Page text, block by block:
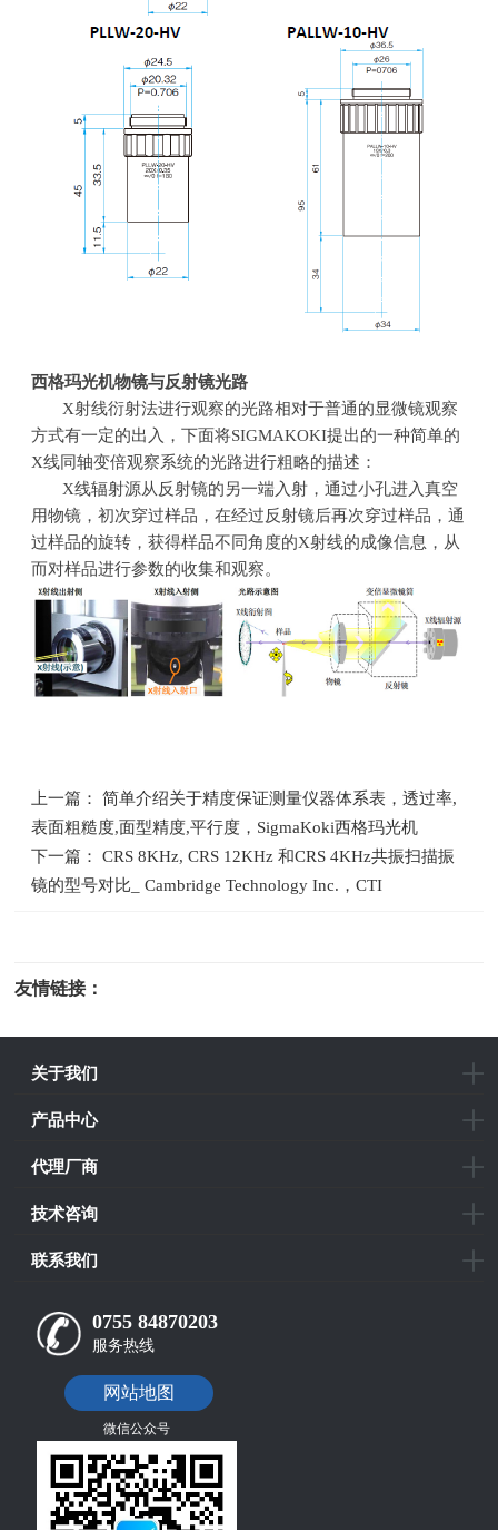
西格玛光机物镜与反射镜光路
X射线衍射法进行观察的光路相对于普通的显微镜观察
方式有一定的出入，下面将SIGMAKOKI提出的一种简单的
X线同轴变倍观察系统的光路进行粗略的描述：
X线辐射源从反射镜的另一端入射，通过小孔进入真空
用物镜，初次穿过样品，在经过反射镜后再次穿过样品，通
过样品的旋转，获得样品不同角度的X射线的成像信息，从
而对样品进行参数的收集和观察。
上一篇： 简单介绍关于精度保证测量仪器体系表，透过率,
表面粗糙度,面型精度,平行度，SigmaKoki西格玛光机
下一篇： CRS 8KHz, CRS 12KHz 和CRS 4KHz共振扫描振
镜的型号对比_ Cambridge Technology Inc.，CTI
友情链接：
关于我们
产品中心
代理厂商
技术咨询
联系我们
0755 84870203
服务热线
网站地图
微信公众号